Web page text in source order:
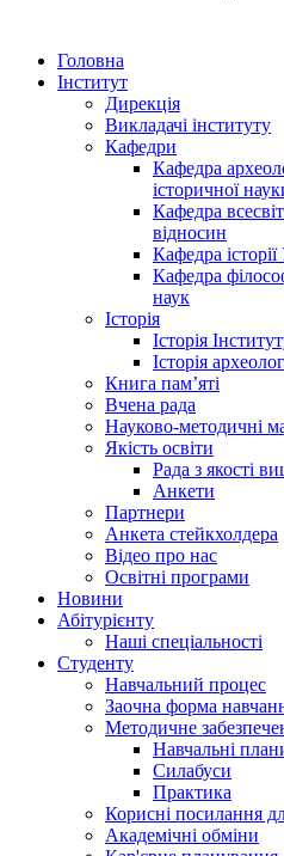
Головна
Інститут
Дирекція
Викладачі інституту
Кафедри
Кафедра
історичної
Кафедра
відносин
Кафедра
Кафедра
наук
Історія
Історія
Історія
Книга памʼяті
Вчена рада
Науково-методичні
Якість освіти
Рада з якості
Анкети
Партнери
Анкета стейкхолдера
Відео про нас
Освітні програми
Hовини
Абітурієнту
Наші спеціальності
Студенту
Навчальний процес
Заочна форма
Методичне
Навчальні
Силабуси
Практика
Корисні посилання
Академічні обміни